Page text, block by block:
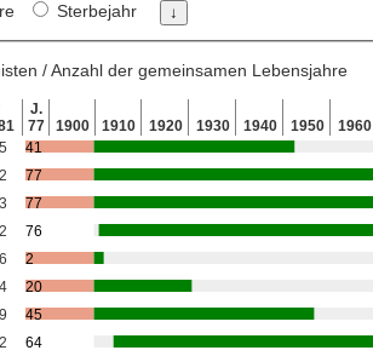
Sterbejahr
/ Anzahl der gemeinsamen Lebensjahre
J.
77
1900 1910 1920 1930 1940 1950 1960
41
77
77
76
2
20
45
64